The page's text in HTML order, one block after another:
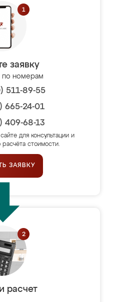
заявку
по номерам
511-89-55
665-24-01
409-68-13
для консультации и
расчёта стоимости.
ЗАЯВКУ
расчет